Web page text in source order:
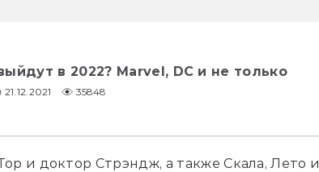
в 2022? Marvel, DC и не только
21.12.2021 35848
и доктор Стрэндж, а также Скала, Лето и